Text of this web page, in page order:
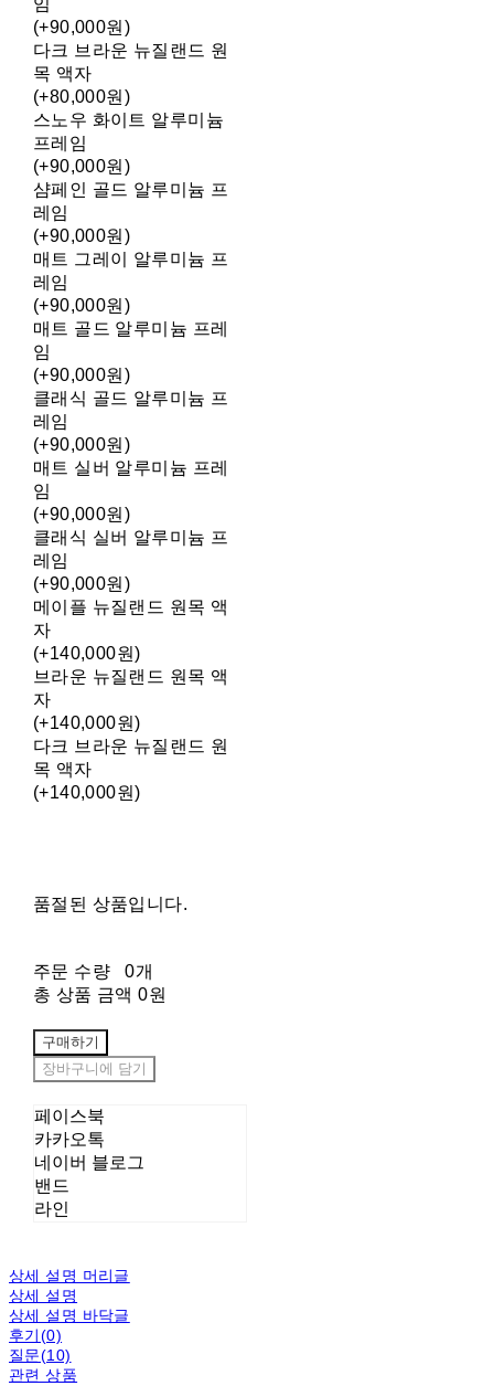
임
(+90,000원)
다크 브라운 뉴질랜드 원
목 액자
(+80,000원)
스노우 화이트 알루미늄
프레임
(+90,000원)
샴페인 골드 알루미늄 프
레임
(+90,000원)
매트 그레이 알루미늄 프
레임
(+90,000원)
매트 골드 알루미늄 프레
임
(+90,000원)
클래식 골드 알루미늄 프
레임
(+90,000원)
매트 실버 알루미늄 프레
임
(+90,000원)
클래식 실버 알루미늄 프
레임
(+90,000원)
메이플 뉴질랜드 원목 액
자
(+140,000원)
브라운 뉴질랜드 원목 액
자
(+140,000원)
다크 브라운 뉴질랜드 원
목 액자
(+140,000원)
품절된 상품입니다.
주문 수량
0개
총 상품 금액 0원
구매하기
장바구니에 담기
페이스북
카카오톡
네이버 블로그
밴드
라인
상세 설명 머리글
상세 설명
상세 설명 바닥글
후기(0)
질문(10)
관련 상품